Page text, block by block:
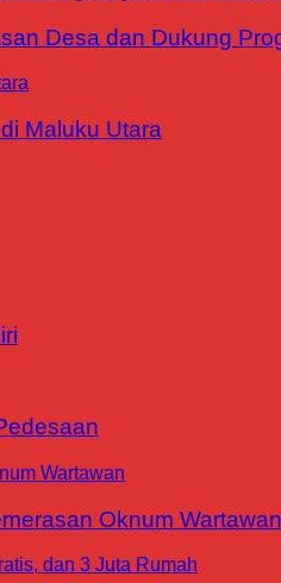
Desa dan Dukung
Maluku Utara
Oknum Wartawan